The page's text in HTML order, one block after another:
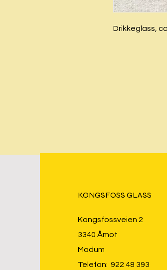
Drikkeglass,
KONGSFOSS GLASS
Kongsfossveien 2
3340 Åmot
Modum
Telefon: 922 48 393